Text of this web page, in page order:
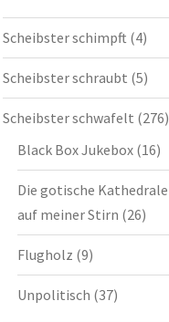
Scheibster schimpft (4)
Scheibster schraubt (5)
Scheibster schwafelt (276)
Black Box Jukebox(16)
Die gotische Kathedrale
auf meiner Stirn (26)
Flugholz (9)
Unpolitisch (37)